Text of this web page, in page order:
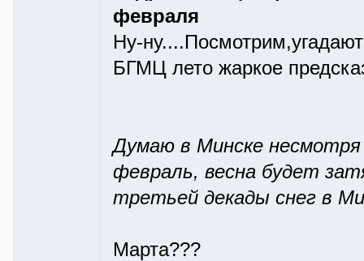
февраля
Ну-
БГМЦ лето жаркое
Думаю в Минске
февраль, весна будет
третьей декады снег в
Марта???